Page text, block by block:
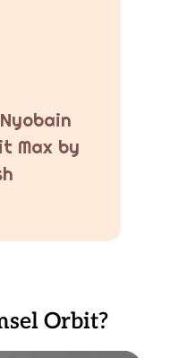
Max by
Orbit?